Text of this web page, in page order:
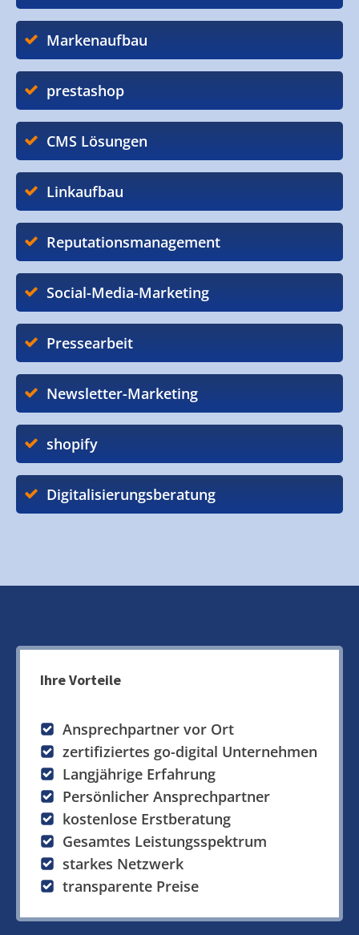
Markenaufbau
prestashop
CMS Lösungen
Linkaufbau
Reputationsmanagement
Social-Media-Marketing
Pressearbeit
Newsletter-Marketing
shopify
Digitalisierungsberatung
Ihre Vorteile
Ansprechpartner vor Ort
zertifiziertes go-digital Unternehmen
Langjährige Erfahrung
Persönlicher Ansprechpartner
kostenlose Erstberatung
Gesamtes Leistungsspektrum
starkes Netzwerk
transparente Preise